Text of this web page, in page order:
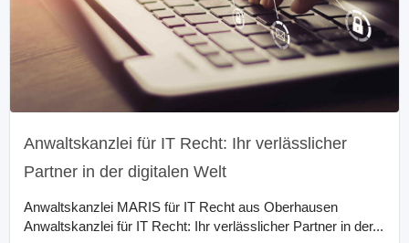
Anwaltskanzlei für IT Recht: Ihr verlässlicher
Partner in der digitalen Welt
Anwaltskanzlei MARIS für IT Recht aus Oberhausen
Anwaltskanzlei für IT Recht: Ihr verlässlicher Partner in der...